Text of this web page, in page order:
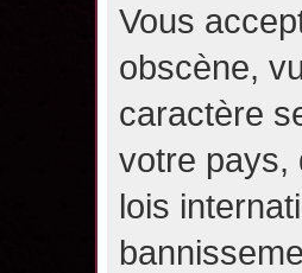
Vous
obscène,
caractère
votre pays,
lois